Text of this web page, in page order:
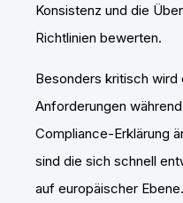
Konsistenz und die
Richtlinien bewerten.
Besonders kritisch
Anforderungen
Compliance-Erklärung
sind die sich schnell
auf europäischer